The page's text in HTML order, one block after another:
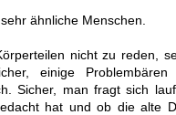
ähnliche Menschen.
nicht zu reden,
einige Problembären
Sicher, man fragt sich
hat und ob die alte